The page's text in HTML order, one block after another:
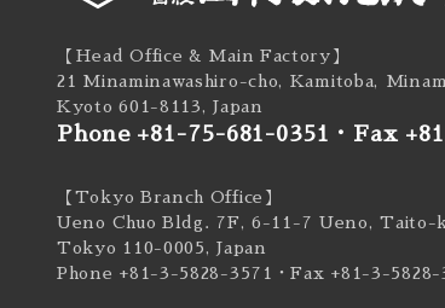
【Head Office & Main Factory】
21 Minaminawashiro-cho, Kamitoba,
Kyoto 601-8113, Japan
Phone +81-75-681-0351 ・ Fax
【Tokyo Branch Office】
Ueno Chuo Bldg. 7F, 6-11-7 Ueno, Taito-
Tokyo 110-0005, Japan
Phone +81-3-5828-3571
・Fax +81-3-5828-